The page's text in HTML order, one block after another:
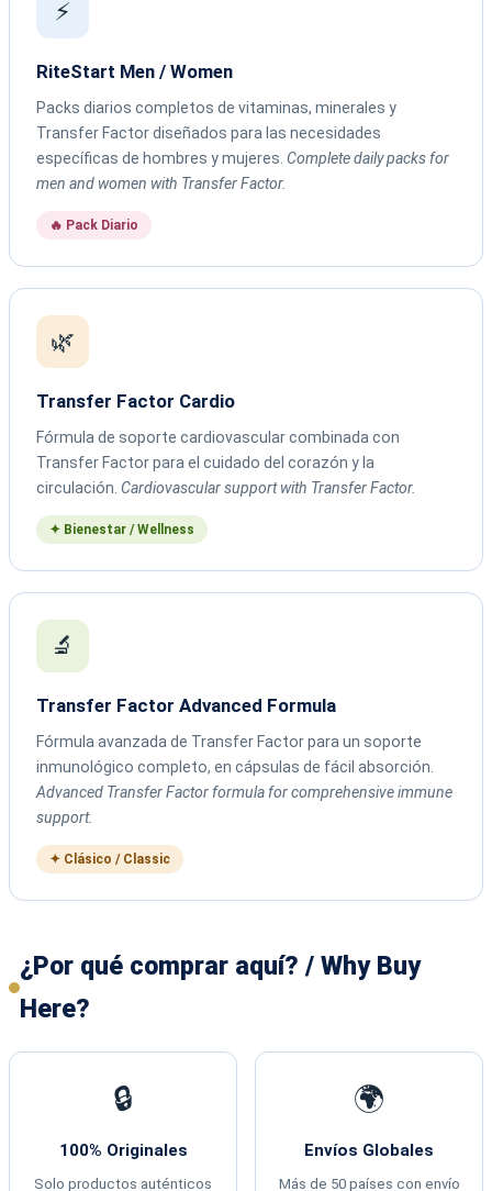
⚡
RiteStart Men / Women
Packs diarios completos de vitaminas, minerales y
Transfer Factor diseñados para las necesidades
específicas de hombres y mujeres. Complete daily packs for
men and women with Transfer Factor.
🔥 Pack Diario
🌿
Transfer Factor Cardio
Fórmula de soporte cardiovascular combinada con
Transfer Factor para el cuidado del corazón y la
circulación. Cardiovascular support with Transfer Factor.
✦ Bienestar / Wellness
🔬
Transfer Factor Advanced Formula
Fórmula avanzada de Transfer Factor para un soporte
inmunológico completo, en cápsulas de fácil absorción.
Advanced Transfer Factor formula for comprehensive immune
support.
✦ Clásico / Classic
¿Por qué comprar aquí? / Why Buy
Here?
🔒
100% Originales
Solo productos auténticos
🌍
Envíos Globales
Más de 50 países con envío